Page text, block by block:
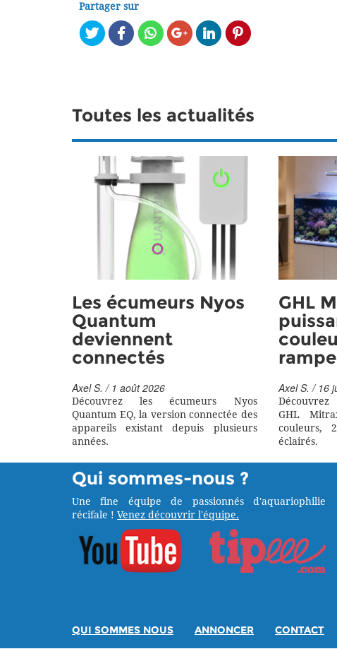
Partager sur
Toutes les actualités
Les écumeurs Nyos
Quantum
deviennent
connectés
Axel S. / 1 août 2026
Découvrez les écumeurs Nyos
Quantum EQ, la version connectée des
appareils existant depuis plusieurs
années.
GHL
Axel S. / 16
GHL
couleurs,
éclairés.
Qui sommes-nous ?
Une fine équipe de passionnés d'aquariophilie
récifale ! Venez découvrir l'équipe.
QUI SOMMES NOUS ANNONCER CONTACT